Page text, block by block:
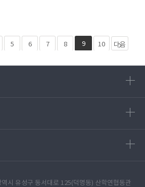
5 6 7 8 9 10
다음
역시 유성구 동서대로 125(덕명동) 산학연협동관